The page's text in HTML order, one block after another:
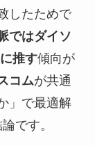
したためで
ではダイソ
推す傾向が
コムが共通
」で最適解
です。